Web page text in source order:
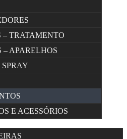
– TRATAMENTO
– APARELHOS
E ACESSÓRIOS